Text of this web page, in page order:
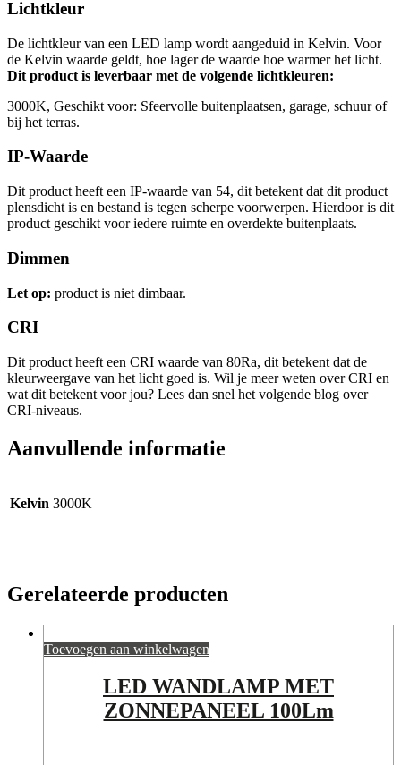
Lichtkleur
De lichtkleur van een LED lamp wordt aangeduid in Kelvin. Voor
de Kelvin waarde geldt, hoe lager de waarde hoe warmer het licht.
Dit product is leverbaar met de volgende lichtkleuren:
3000K, Geschikt voor: Sfeervolle buitenplaatsen, garage, schuur of
bij het terras.
IP-Waarde
Dit product heeft een IP-waarde van 54, dit betekent dat dit product
plensdicht is en bestand is tegen scherpe voorwerpen. Hierdoor is dit
product geschikt voor iedere ruimte en overdekte buitenplaats.
Dimmen
Let op: product is niet dimbaar.
CRI
Dit product heeft een CRI waarde van 80Ra, dit betekent dat de
kleurweergave van het licht goed is. Wil je meer weten over CRI en
wat dit betekent voor jou? Lees dan snel het volgende blog over
CRI-niveaus.
Aanvullende informatie
Kelvin 3000K
Gerelateerde producten
Toevoegen aan winkelwagen
LED WANDLAMP MET
ZONNEPANEEL 100Lm